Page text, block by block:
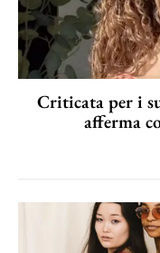
Criticata per i
afferma